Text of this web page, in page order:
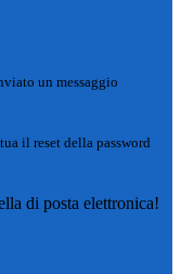
un messaggio
il reset della password
di posta elettronica!